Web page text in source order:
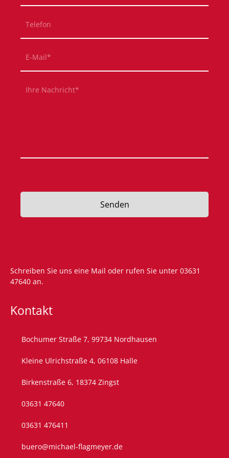
Telefon
Pflichtfeld
E-Mail*
Pflichtfeld
Ihre Nachricht*
Senden
Schreiben Sie uns eine Mail oder rufen Sie unter 03631
47640 an.
Kontakt
Bochumer Straße 7, 99734 Nordhausen
Kleine Ulrichstraße 4, 06108 Halle
Birkenstraße 6, 18374 Zingst
03631 47640
03631 476411
buero@michael-flagmeyer.de